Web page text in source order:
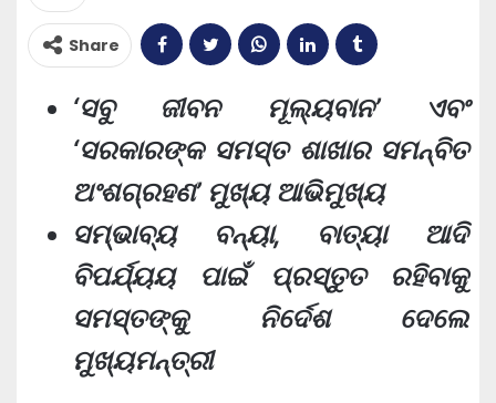
Share
‘ସବୁ ଜୀବନ ମୂଲ୍ୟବାନ’ ଏବଂ
‘ସରକାରଙ୍କ ସମସ୍ତ ଶାଖାର ସମନ୍ବିତ
ଅଂଶଗ୍ରହଣ’ ମୁଖ୍ୟ ଆଭିମୁଖ୍ୟ
ସମ୍ଭାବ୍ୟ ବନ୍ୟା, ବାତ୍ୟା ଆଦି
ବିପର୍ଯ୍ୟୟ ପାଇଁ ପ୍ରସ୍ତୁତ ରହିବାକୁ
ସମସ୍ତଙ୍କୁ ନିର୍ଦେଶ ଦେଲେ
ମୁଖ୍ୟମନ୍ତ୍ରୀ